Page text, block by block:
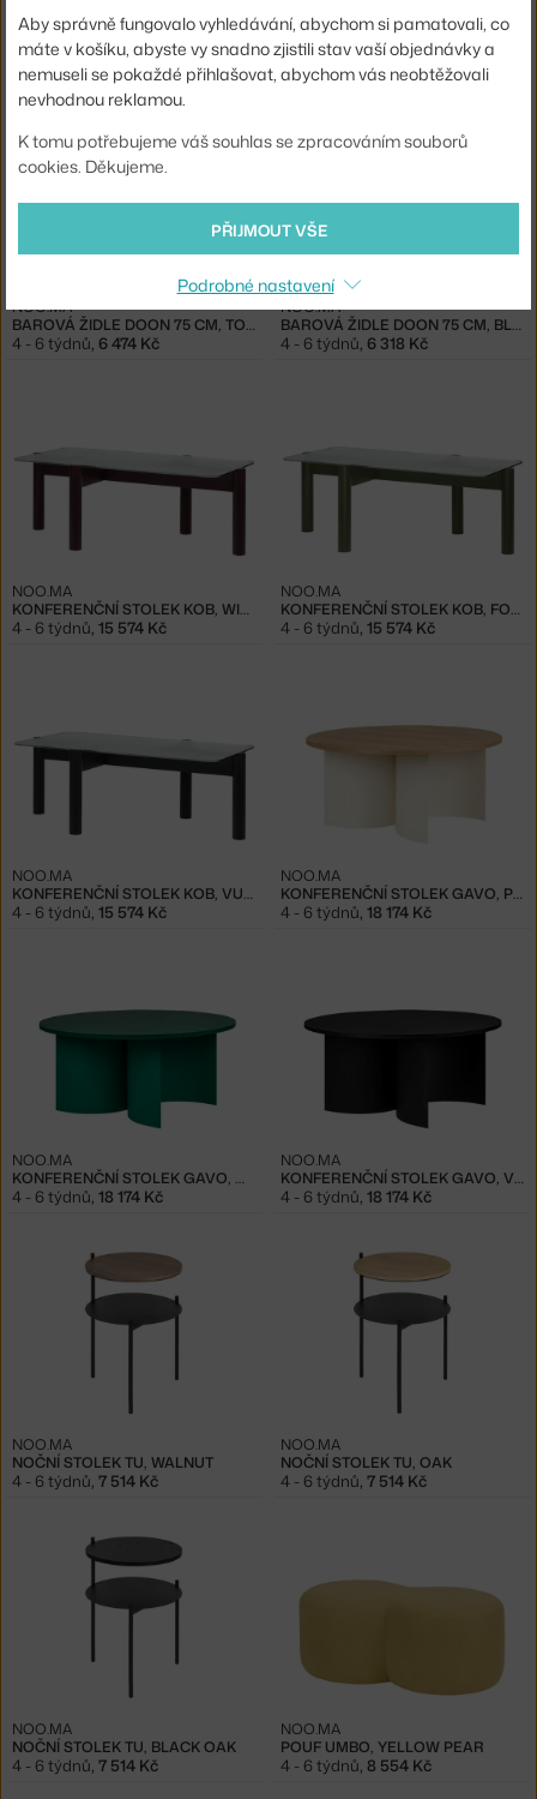
BAROVÁ ŽIDLE DOON 75 CM, VULCANO BLACK
NOO.MA
4 - 6 týdnů,6 474 Kč
NOO.MA
4 - 6 týdnů,6 474 Kč
BAROVÁ ŽIDLE DOON 75 CM, TOMATO RED
NOO.MA
4 - 6 týdnů, 6 474 Kč
BAROVÁ ŽIDLE DOON 75 CM, BLUEBERRY PIE
NOO.MA
4 - 6 týdnů, 6 318 Kč
KONFERENČNÍ STOLEK KOB, WINE BERRY
NOO.MA
4 - 6 týdnů, 15 574 Kč
KONFERENČNÍ STOLEK KOB, FOREST GREEN
NOO.MA
4 - 6 týdnů, 15 574 Kč
KONFERENČNÍ STOLEK KOB, VULCANO BLACK
NOO.MA
4 - 6 týdnů, 15 574 Kč
KONFERENČNÍ STOLEK GAVO, PIAZZA BEIGE
NOO.MA
4 - 6 týdnů, 18 174 Kč
KONFERENČNÍ STOLEK GAVO, WATERMELON GREEN
NOO.MA
4 - 6 týdnů, 18 174 Kč
KONFERENČNÍ STOLEK GAVO, VULCANO BLACK
NOO.MA
4 - 6 týdnů, 18 174 Kč
NOČNÍ STOLEK TU, WALNUT
NOO.MA
4 - 6 týdnů, 7 514 Kč
NOČNÍ STOLEK TU, OAK
NOO.MA
4 - 6 týdnů, 7 514 Kč
NOČNÍ STOLEK TU, BLACK OAK
NOO.MA
4 - 6 týdnů 7 514 Kč
POUF UMBO, YELLOW PEAR
NOO.MA
4 - 6 týdnů 8 554 Kč
Aby správně fungovalo vyhledávání, abychom si pamatovali, co
máte v košíku, abyste vy snadno zjistili stav vaší objednávky a
nemuseli se pokaždé přihlašovat, abychom vás neobtěžovali
nevhodnou reklamou.
K tomu potřebujeme váš souhlas se zpracováním souborů
cookies. Děkujeme.
PŘIJMOUT VŠE
Podrobné nastavení